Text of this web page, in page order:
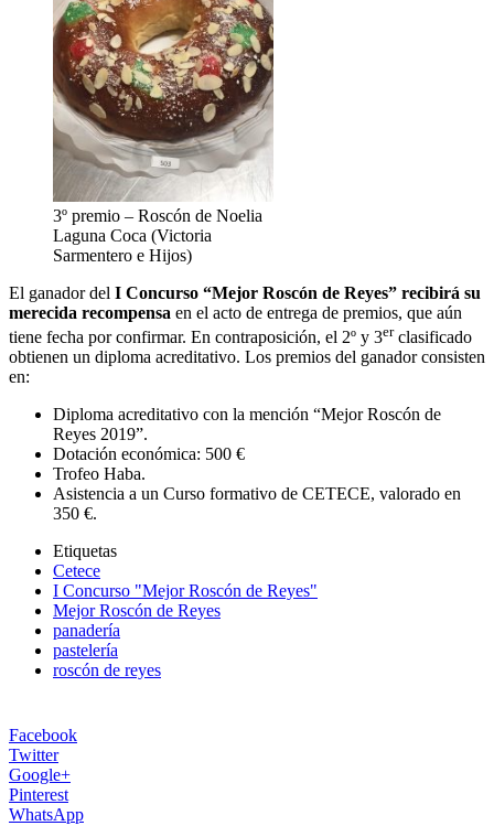
3º premio – Roscón de Noelia
Laguna Coca (Victoria
Sarmentero e Hijos)
El ganador del I Concurso “Mejor Roscón de Reyes” recibirá su
merecida recompensa en el acto de entrega de premios, que aún
tiene fecha por confirmar. En contraposición, el 2º y 3erclasificado
obtienen un diploma acreditativo. Los premios del ganador consisten
en:
Diploma acreditativo con la mención “Mejor Roscón de
Reyes 2019”.
Dotación económica: 500 €
Trofeo Haba.
Asistencia a un Curso formativo de CETECE, valorado en
350 €.
Etiquetas
Cetece
I Concurso "Mejor Roscón de Reyes"
Mejor Roscón de Reyes
panadería
pastelería
roscón de reyes
Facebook
Twitter
Google+
Pinterest
WhatsApp